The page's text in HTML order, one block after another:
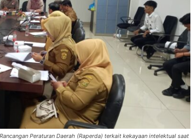
Peraturan Daerah (Raperda) terkait kekayaan intelektual saat